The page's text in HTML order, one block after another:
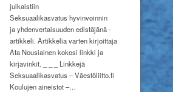
julkaistiin
Seksuaalikasvatus hyvinvoinnin
ja yhdenvertaisuuden edistäjänä -
artikkeli. Artikkelia varten kirjoittaja
Ata Nousiainen kokosi linkki ja
kirjavinkit. _ _ _ Linkkejä
Seksuaalikasvatus – Väestöliitto.fi
Koulujen aineistot –…